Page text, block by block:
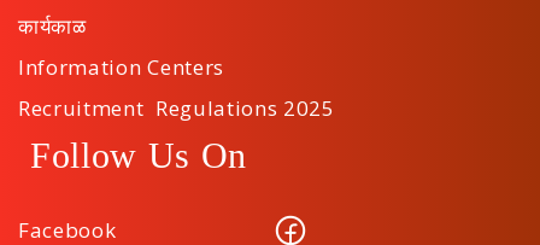
कार्यकाळ
Information Centers
Recruitment Regulations 2025
Follow Us On
Facebook